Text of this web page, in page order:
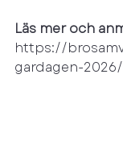
Läs mer och
https://
gardagen-2026/